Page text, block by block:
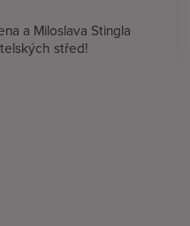
a Miloslava Stingla
střed!